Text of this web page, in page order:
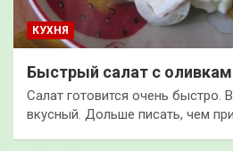
КУХНЯ
Быстрый салат с
Салат готовится очень быстро.
вкусный. Дольше писать, чем